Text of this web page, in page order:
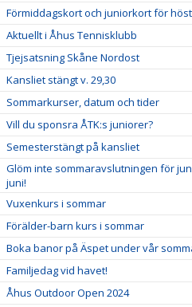
Förmiddagskort och juniorkort för
Aktuellt i Åhus Tennisklubb
Tjejsatsning Skåne Nordost
Kansliet stängt v. 29,30
Sommarkurser, datum och tider
Vill du sponsra ÅTK:s juniorer?
Semesterstängt på kansliet
Glöm inte sommaravslutningen för
juni!
Vuxenkurs i sommar
Förälder-barn kurs i sommar
Boka banor på Äspet under vår
Familjedag vid havet!
Åhus Outdoor Open 2024